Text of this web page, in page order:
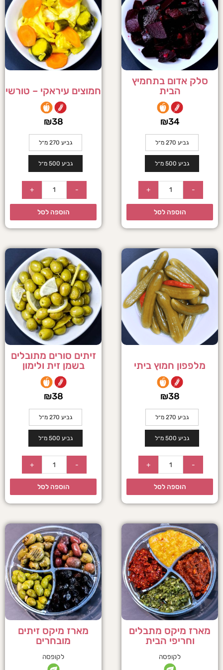
סלק אדום בתחמיץ
הבית
₪34
גביע 270 מ״ל
גביע 500 מ״ל
-
+
הוספה לסל
חמוצים עיראקי – טורשי
₪38
גביע 270 מ״ל
גביע 500 מ״ל
-
+
הוספה לסל
מלפפון חמוץ ביתי
₪38
גביע 270 מ״ל
גביע 500 מ״ל
-
+
הוספה לסל
זיתים סורים מתובלים
בשמן זית ולימון
₪38
גביע 270 מ״ל
גביע 500 מ״ל
-
+
הוספה לסל
מארז מיקס מתבלים
וחריפי הבית
לקופסה
מארז מיקס זיתים
מובחרים
לקופסה